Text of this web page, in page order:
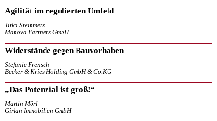
Agilität im regulierten Umfeld
Jitka Steinmetz
Manova Partners GmbH
Widerstände gegen Bauvorhaben
Stefanie Frensch
Becker & Kries Holding GmbH & Co.KG
„Das Potenzial ist groß!“
Martin Mörl
Girlan Immobilien GmbH